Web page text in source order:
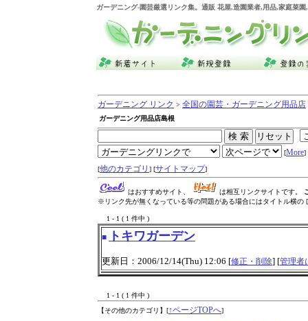
ガーデニング-園芸厳選リンク集。通販 花屋,造園業者,用品,家庭菜
ガーデニング リンク > 全国の園芸・ガーデニング用品店
ガーデニング用品店島根
[More]
[他のカテゴリ ] [サイトマップ]
はおすすめサイト、 は相互リンクサイトです。
※リンク先が無くなっている等の問題がある場合にはタイトル横の [
1 - 1 ( 1 件中 )
■ トキワガーデン
更新日：2006/12/14(Thu) 12:06 [修正・削除] [管理者
1 - 1 ( 1 件中 )
【その他のカテゴリ】 [↑ページTOPへ]